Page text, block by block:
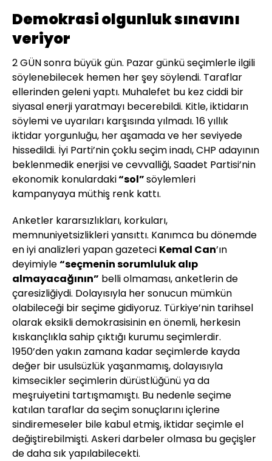
Demokrasi olgunluk sınavını
veriyor
2 GÜN sonra büyük gün. Pazar günkü seçimlerle ilgili
söylenebilecek hemen her şey söylendi. Taraflar
ellerinden geleni yaptı. Muhalefet bu kez ciddi bir
siyasal enerji yaratmayı becerebildi. Kitle, iktidarın
söylemi ve uyarıları karşısında yılmadı. 16 yıllık
iktidar yorgunluğu, her aşamada ve her seviyede
hissedildi. İyi Parti’nin çoklu seçim inadı, CHP adayının
beklenmedik enerjisi ve cevvalliği, Saadet Partisi’nin
ekonomik konulardaki“sol”söylemleri
kampanyaya müthiş renk kattı.
Anketler kararsızlıkları, korkuları,
memnuniyetsizlikleri yansıttı. Kanımca bu dönemde
en iyi analizleri yapan gazeteci Kemal Can’ın
deyimiyle“seçmenin sorumluluk alıp
almayacağının” belli olmaması, anketlerin de
çaresizliğiydi. Dolayısıyla her sonucun mümkün
olabileceği bir seçime gidiyoruz. Türkiye’nin tarihsel
olarak eksikli demokrasisinin en önemli, herkesin
kıskançlıkla sahip çıktığı kurumu seçimlerdir.
1950’den yakın zamana kadar seçimlerde kayda
değer bir usulsüzlük yaşanmamış, dolayısıyla
kimsecikler seçimlerin dürüstlüğünü ya da
meşruiyetini tartışmamıştı. Bu nedenle seçime
katılan taraflar da seçim sonuçlarını içlerine
sindiremeseler bile kabul etmiş, iktidar seçimle el
değiştirebilmişti. Askeri darbeler olmasa bu geçişler
de daha sık yapılabilecekti.